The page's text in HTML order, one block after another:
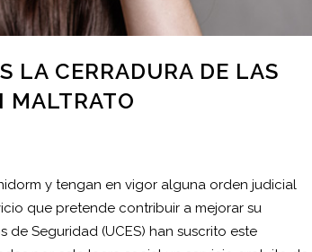
LA CERRADURA DE LAS
MALTRATO
y tengan en vigor alguna orden judicial
que pretende contribuir a mejorar su
Seguridad (UCES) han suscrito este